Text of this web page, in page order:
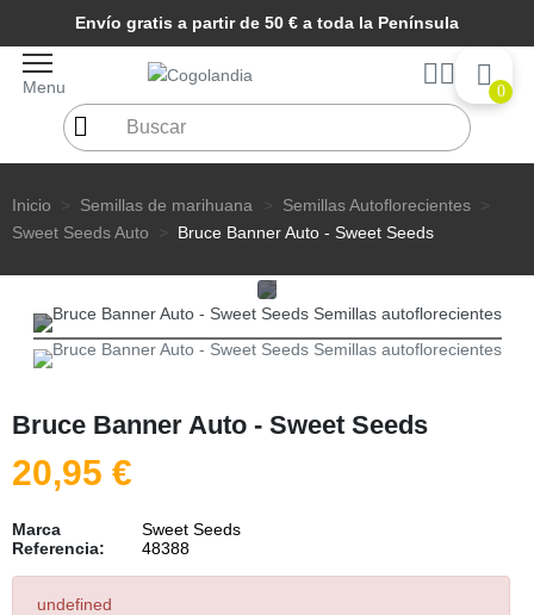
Envío gratis a partir de 50 € a toda la Península
Menu 0
Inicio Semillas de marihuana
Semillas Autoflorecientes
Sweet Seeds Auto
Bruce Banner Auto - Sweet Seeds
Bruce Banner Auto - Sweet Seeds
20,95 €
Marca
Sweet Seeds
Referencia:
48388
undefined